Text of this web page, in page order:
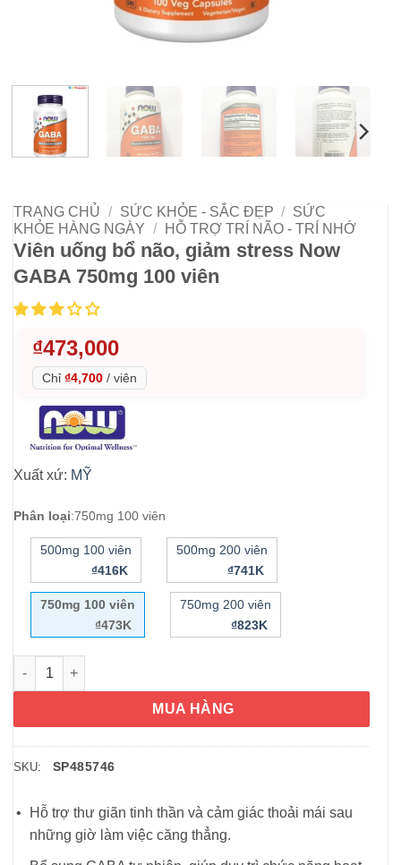
TRANG CHỦ / SỨC KHỎE - SẮC ĐẸP / SỨC
KHỎE HÀNG NGÀY / HỖ TRỢ TRÍ NÃO - TRÍ NHỚ
Viên uống bổ não, giảm stress Now
GABA 750mg 100 viên
₫473,000
Chỉ ₫4,700 / viên
Xuất xứ: MỸ
Phân loại:750mg 100 viên
500mg 100 viên
₫416K
500mg 200 viên
₫741K
750mg 100 viên
₫473K
750mg 200 viên
₫823K
Viên uống bổ não, giảm stress Now GABA 750mg 100 viên số
MUA HÀNG
SKU: SP485746
Hỗ trợ thư giãn tinh thần và cảm giác thoải mái sau
những giờ làm việc căng thẳng.